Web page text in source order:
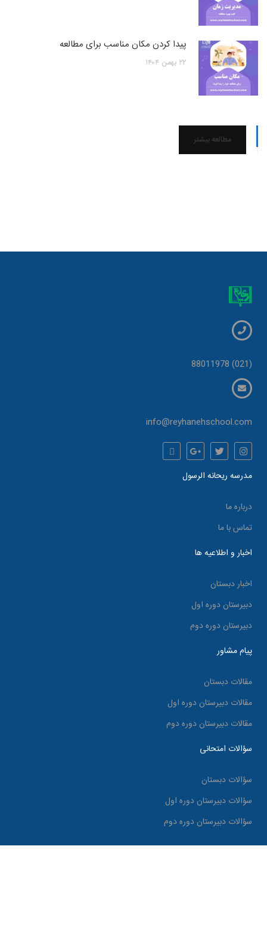
پیدا کردن مکان مناسب برای مطالعه
۲۲ بهمن ۱۴۰۴
مطالعه بیشتر
(021) 88011978
info@reyhanehschool.com
مدرسه ریحانه الرسول
درباره ما
تماس با ما
اخبار و اطلاعیه ها
اخبار دبستان
دبیرستان دوره اول
دبیرستان دوره دوم
پیام مشاور
مقالات دبستان
مقالات دبیرستان دوره اول
مقالات دبیرستان دوره دوم
سؤالات امتحانی
سؤالات دبستان
سؤالات دبیرستان دوره اول
سؤالات دبیرستان دوره دوم